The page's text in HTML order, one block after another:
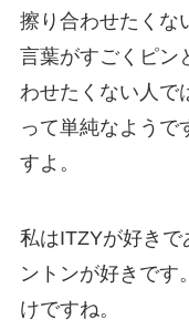
擦り合わせたくな
言葉がすごくピン
わせたくない人で
って単純なようで
すよ。
私はITZYが好き
ントンが好きです
けですね。